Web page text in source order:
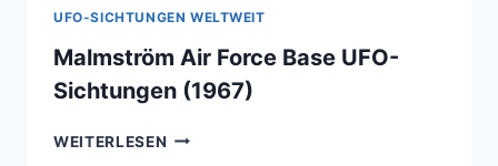
UFO-SICHTUNGEN WELTWEIT
Malmström Air Force Base UFO-
Sichtungen (1967)
WEITERLESEN MALMSTRÖM